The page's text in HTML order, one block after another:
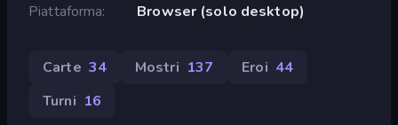
Piattaforma
Browser (solo desktop)
Carte 34 Mostri 137 Eroi 44
Turni 16